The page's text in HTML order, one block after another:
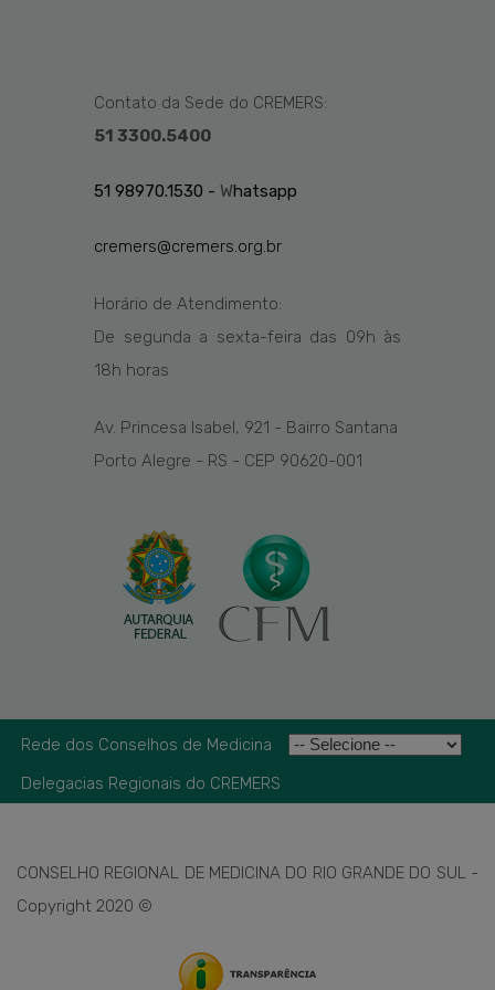
Contato da Sede do CREMERS:
51 3300.5400
51 98970.1530 - Whatsapp
cremers@cremers.org.br
Horário de Atendimento:
De segunda a sexta-feira das 09h às
18h horas
Av. Princesa Isabel, 921 - Bairro Santana
Porto Alegre - RS - CEP 90620-001
Rede dos Conselhos de Medicina
Delegacias Regionais do CREMERS
CONSELHO REGIONAL DE MEDICINA DO RIO GRANDE DO SUL -
Copyright 2020 ©